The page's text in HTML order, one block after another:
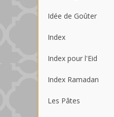
Idée de Goûter
Index
Index pour l'Eid
Index Ramadan
Les Pâtes